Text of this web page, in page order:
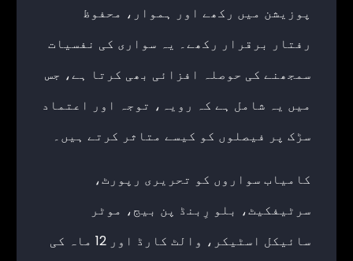
پوزیشن میں رکھے اور ہموار، محفوظ
رفتار برقرار رکھے۔ یہ سواری کی نفسیات
سمجھنے کی حوصلہ افزائی بھی کرتا ہے، جس
میں یہ شامل ہے کہ رویہ، توجہ اور اعتماد
سڑک پر فیصلوں کو کیسے متاثر کرتے ہیں۔
کامیاب سواروں کو تحریری رپورٹ،
سرٹیفکیٹ، بلو رِبنڈ پن بیج، موٹر
سائیکل اسٹیکر، والٹ کارڈ اور 12 ماہ کی